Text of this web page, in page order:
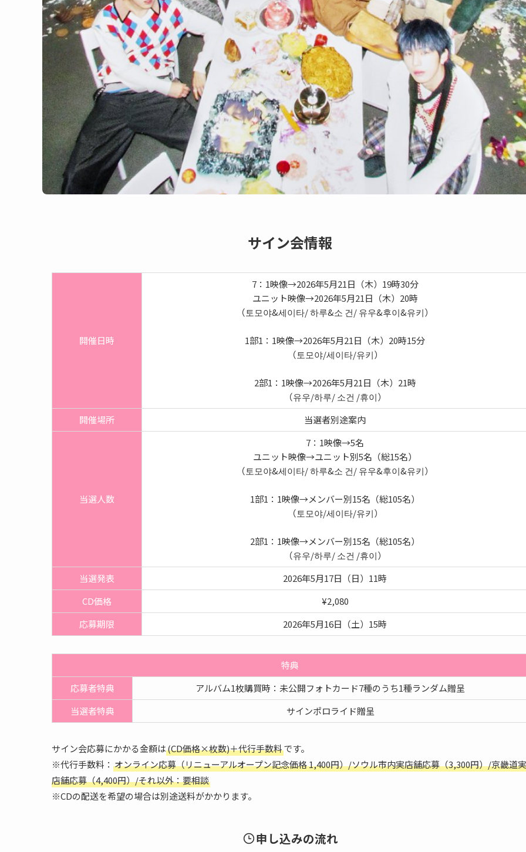
サイン会情報
開催日時
7：1映像→2026年5月21日（木）19時30分
ユニット映像→2026年5月21日（木）20時
（토모야&세이타/ 하루&소 건/ 유우&후이&유키）
1部1：1映像→2026年5月21日（木）20時15分
（토모야/세이타/유키）
2部1：1映像→2026年5月21日（木）21時
（유우/하루/ 소건 /휴이）
開催場所 当選者別途案内
当選人数
7：1映像→5名
ユニット映像→ユニット別5名（総15名）
（토모야&세이타/ 하루&소 건/ 유우&후이&유키）
1部1：1映像→メンバー別15名（総105名）
（토모야/세이타/유키）
2部1：1映像→メンバー別15名（総105名）
（유우/하루/ 소건 /휴이）
当選発表
2026年5月17日（日）11時
CD価格
¥2,080
応募期限
2026年5月16日（土）15時
特典
応募者特典
アルバム1枚購買時：未公開フォトカード7種のうち1種ランダム贈呈
当選者特典
サインポロライド贈呈
サイン会応募にかかる金額は(CD価格×枚数)＋代行手数料です。
※代行手数料： オンライン応募（リニューアルオープン記念価格 1,400円）/ソウル市内実店舗応募（3,300円）/京畿道実
店舗応募（4,400円）/それ以外：要相談
※CDの配送を希望の場合は別途送料がかかります。
申し込みの流れ